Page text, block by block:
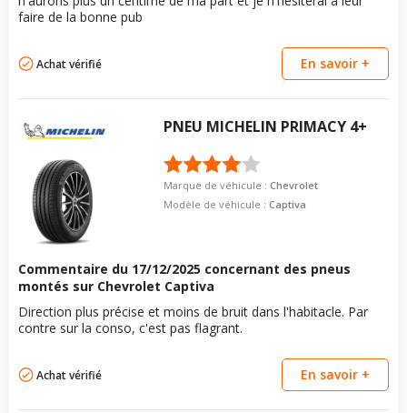
faire de la bonne pub
Achat vérifié En savoir +
PNEU MICHELIN PRIMACY 4+
Marque de véhicule : Chevrolet
Modèle de véhicule : Captiva
Commentaire du 17/12/2025 concernant des pneus
montés sur Chevrolet Captiva
Direction plus précise et moins de bruit dans l'habitacle. Par
contre sur la conso, c'est pas flagrant.
Achat vérifié En savoir +